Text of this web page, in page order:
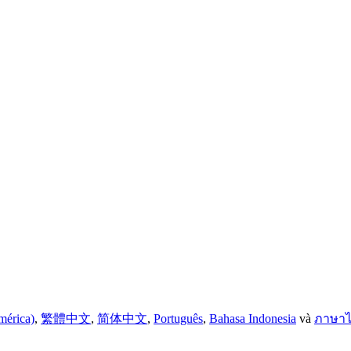
, 繁體中文, 简体中文, Português, Bahasa Indonesia và ภาษา